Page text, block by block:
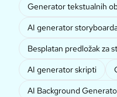
Generator tekstualnih
AI generator
Besplatan predložak za
AI generator skripti
AI Background